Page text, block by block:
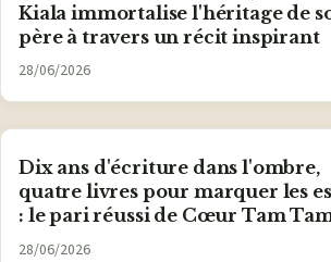
Kiala immortalise l'héritage de
père à travers un récit inspirant
28/06/2026
Dix ans d'écriture dans l'ombre,
quatre livres pour marquer les
: le pari réussi de Cœur Tam
28/06/2026